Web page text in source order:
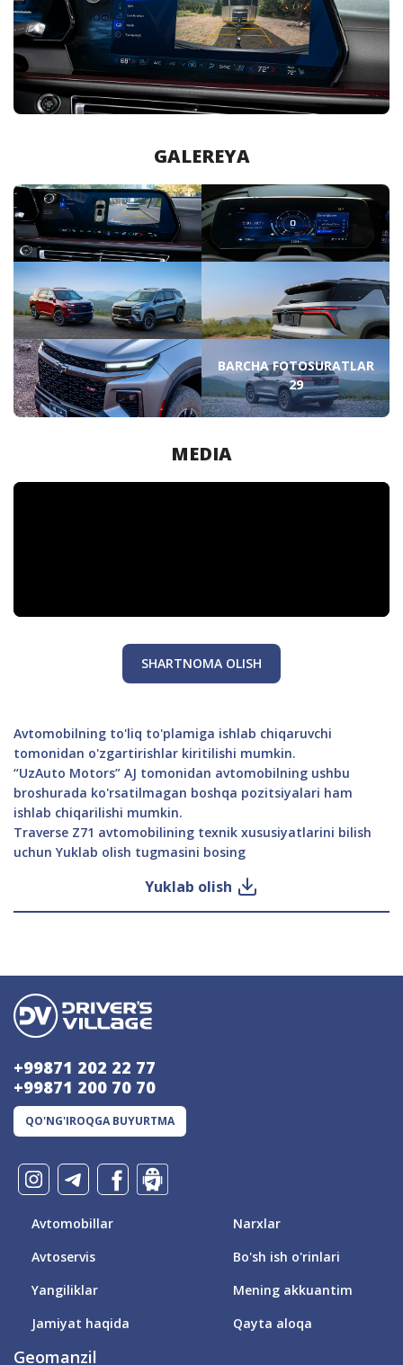
GALEREYA
BARCHA FOTOSURATLAR
29
MEDIA
SHARTNOMA OLISH
Avtomobilning to'liq to'plamiga ishlab chiqaruvchi
tomonidan o'zgartirishlar kiritilishi mumkin.
“UzAuto Motors” AJ tomonidan avtomobilning ushbu
broshurada ko'rsatilmagan boshqa pozitsiyalari ham
ishlab chiqarilishi mumkin.
Traverse Z71 avtomobilining texnik xususiyatlarini bilish
uchun Yuklab olish tugmasini bosing
Yuklab olish
+99871 202 22 77
+99871 200 70 70
QO'NG'IROQGA BUYURTMA
Avtomobillar
Avtoservis
Yangiliklar
Jamiyat haqida
Narxlar
Bo'sh ish o'rinlari
Mening akkuantim
Qayta aloqa
Geomanzil